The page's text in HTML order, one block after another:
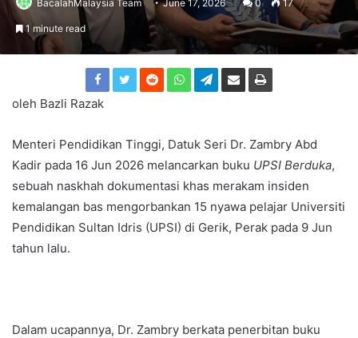
BacalahMalaysia Team June 17, 2026 0 17
1 minute read
oleh Bazli Razak
Menteri Pendidikan Tinggi, Datuk Seri Dr. Zambry Abd
Kadir pada 16 Jun 2026 melancarkan buku UPSI Berduka,
sebuah naskhah dokumentasi khas merakam insiden
kemalangan bas mengorbankan 15 nyawa pelajar Universiti
Pendidikan Sultan Idris (UPSI) di Gerik, Perak pada 9 Jun
tahun lalu.
Dalam ucapannya, Dr. Zambry berkata penerbitan buku